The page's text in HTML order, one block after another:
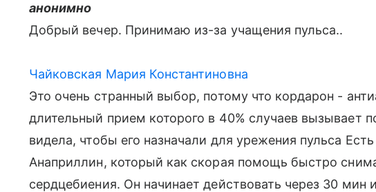
анонимно
Добрый вечер. Принимаю из-за учащения пульса..
Чайковская Мария Константиновна
Это очень странный выбор, потому что кордарон -
длительный прием которого в 40% случаев вызывает
видела, чтобы его назначали для урежения пульса
Анаприллин, который как скорая помощь быстро
сердцебиения. Он начинает действовать через 30 мин